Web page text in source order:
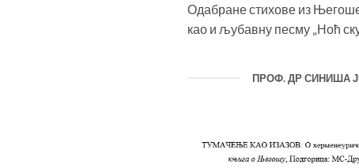
Одабране стихове из
као и љубавну песму „Ноћ
ПРОФ. ДР СИНИША